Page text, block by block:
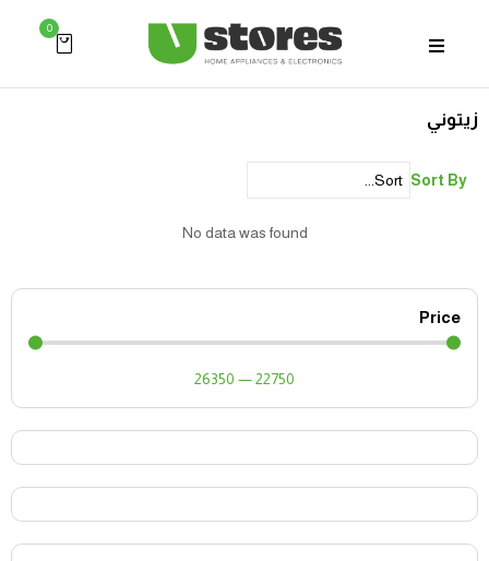
0
زيتوني
Price
22750
—
26350
Sort By
No data was found